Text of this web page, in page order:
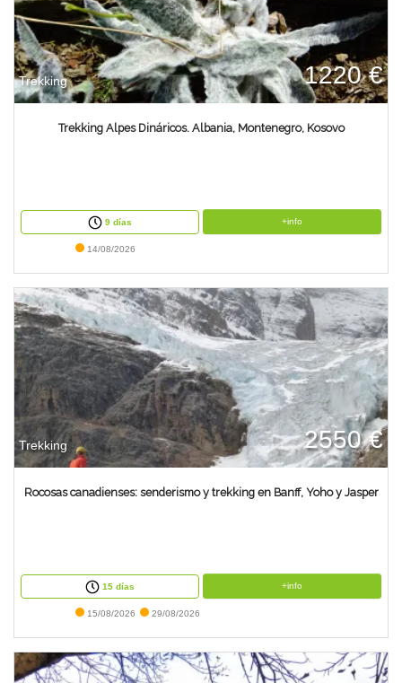
Trekking 1220 €
Trekking Alpes Dináricos. Albania, Montenegro, Kosovo
9 días +info
14/08/2026
Trekking 2550 €
Rocosas canadienses: senderismo y trekking en Banff, Yoho y Jasper
15 días +info
15/08/2026 29/08/2026